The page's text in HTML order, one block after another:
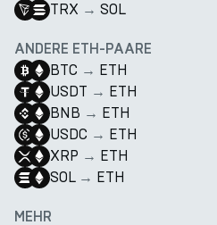
TRX → SOL
ANDERE ETH-PAARE
BTC → ETH
USDT → ETH
BNB → ETH
USDC → ETH
XRP → ETH
SOL → ETH
MEHR